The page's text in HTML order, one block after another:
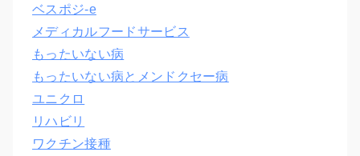
ベスポジ-e
メディカルフードサービス
もったいない病
もったいない病とメンドクセー病
ユニクロ
リハビリ
ワクチン接種